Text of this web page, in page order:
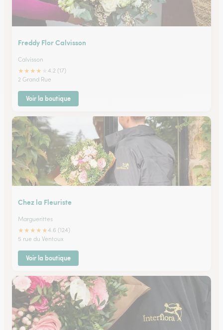
Freddy Flor Calvisson
Calvisson
★★★★
4.2 (17)
2 Grand Rue
Voir la boutique
Chez la Fleuriste
Marguerittes
★★★★★4.6 (124)
5 rue du Ventoux
Voir la boutique